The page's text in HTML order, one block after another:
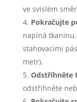
ve svislém
Pokračujte
napíná
stahovacími
metr).
Odstřihněte
odstřihněte